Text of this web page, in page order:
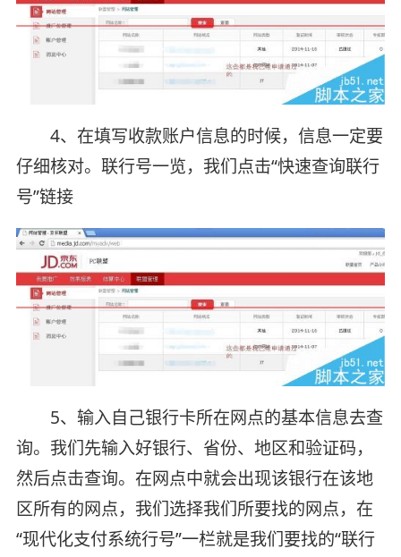
4、在填写收款账户信息的时候，信息一定要
仔细核对。联行号一览，我们点击“快速查询联行
号”链接
5、输入自己银行卡所在网点的基本信息去查
询。我们先输入好银行、省份、地区和验证码，
然后点击查询。在网点中就会出现该银行在该地
区所有的网点，我们选择我们所要找的网点，在
“现代化支付系统行号”一栏就是我们要找的“联行